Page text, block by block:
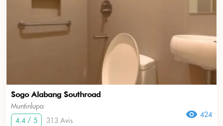
Sogo Alabang Southroad
Muntinlupa
4.4 / 5
313 Avis
424